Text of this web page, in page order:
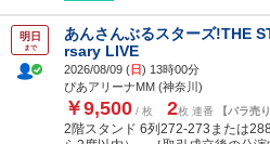
明日
まで
あんさんぶるスターズ!THE
rsary LIVE
2026/08/09 (日) 13時00分
ぴあアリーナMM (神奈川)
￥9,500 / 枚 2枚 連番 【バラ売
2階スタンド 6列272-273または